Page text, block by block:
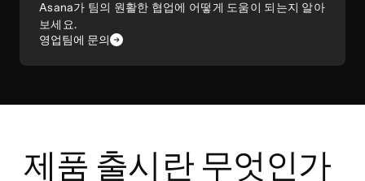
Asana가 팀의 원활한 협업에 어떻게 도움이 되는지 알아
보세요.
영업팀에 문의
제품 출시란 무엇인가